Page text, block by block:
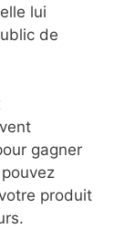
lui
de
gagner
produit